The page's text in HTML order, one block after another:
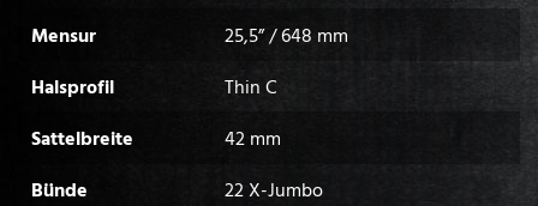
Mensur
25,5” / 648 mm
Halsprofil
Thin C
Sattelbreite
42 mm
Bünde
22 X-Jumbo